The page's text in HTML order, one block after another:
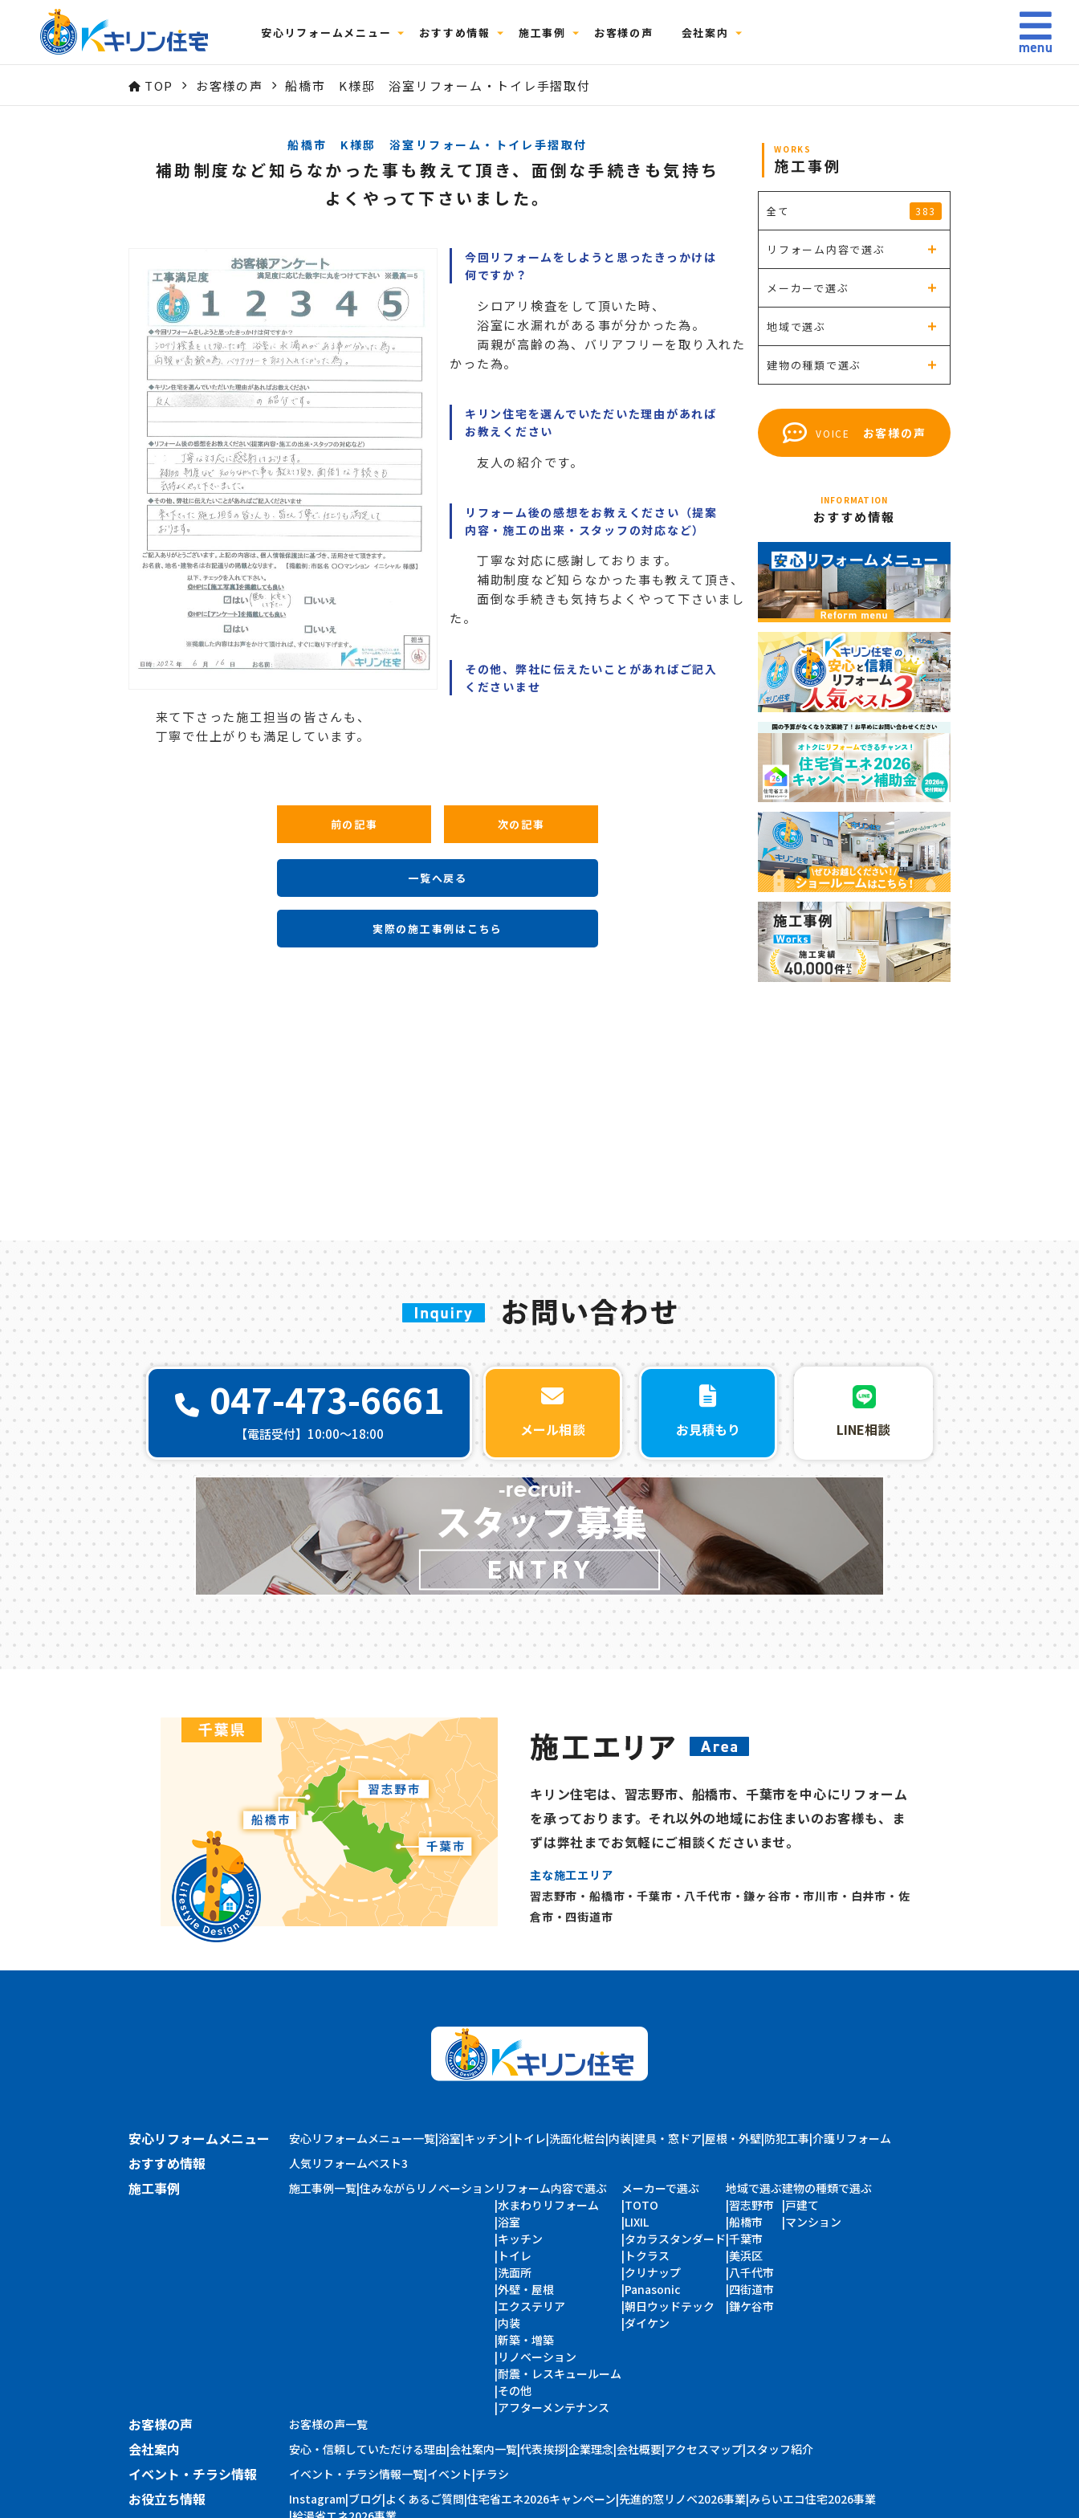
安心リフォームメニュー おすすめ情報 施工事例 お客様の声 会社案内
TOP お客様の声 船橋市 K様邸 浴室リフォーム・トイレ手摺取付
船橋市 K様邸 浴室リフォーム・トイレ手摺取付
補助制度など知らなかった事も教えて頂き、面倒な手続きも気持ち
よくやって下さいました。
今回リフォームをしようと思ったきっかけは
何ですか？
シロアリ検査をして頂いた時、
浴室に水漏れがある事が分かった為。
両親が高齢の為、バリアフリーを取り入れた
かった為。
キリン住宅を選んでいただいた理由があれば
お教えください
友人の紹介です。
リフォーム後の感想をお教えください（提案
内容・施工の出来・スタッフの対応など）
丁寧な対応に感謝しております。
補助制度など知らなかった事も教えて頂き、
面倒な手続きも気持ちよくやって下さいまし
た。
その他、弊社に伝えたいことがあればご記入
くださいませ
来て下さった施工担当の皆さんも、
丁寧で仕上がりも満足しています。
前の記事 次の記事
一覧へ戻る
実際の施工事例はこちら
WORKS
施工事例
全て 383
リフォーム内容で選ぶ
メーカーで選ぶ
地域で選ぶ
建物の種類で選ぶ
VOICE お客様の声
INFORMATION
おすすめ情報
047-473-6661
【電話受付】10:00〜18:00 メール相談 お見積もり LINE相談
キリン住宅は、習志野市、船橋市、千葉市を中心にリフォーム
を承っております。それ以外の地域にお住まいのお客様も、ま
ずは弊社までお気軽にご相談くださいませ。
主な施工エリア
習志野市・船橋市・千葉市・八千代市・鎌ヶ谷市・市川市・白井市・佐
倉市・四街道市
安心リフォームメニュー 安心リフォームメニュー一覧 浴室 キッチン トイレ 洗面化粧台 内装 建具・窓ドア 屋根・外壁 防犯工事 介護リフォーム
おすすめ情報 人気リフォームベスト3
施工事例 施工事例一覧 住みながらリノベーション リフォーム内容で選ぶ
水まわりリフォーム
浴室
キッチン
トイレ
洗面所
外壁・屋根
エクステリア
内装
新築・増築
リノベーション
耐震・レスキュールーム
その他
アフターメンテナンス
メーカーで選ぶ
TOTO
LIXIL
タカラスタンダード
トクラス
クリナップ
Panasonic
朝日ウッドテック
ダイケン
地域で選ぶ
習志野市
船橋市
千葉市
美浜区
八千代市
四街道市
鎌ケ谷市
建物の種類で選ぶ
戸建て
マンション
お客様の声 お客様の声一覧
会社案内 安心・信頼していただける理由 会社案内一覧 代表挨拶 企業理念 会社概要 アクセスマップ スタッフ紹介
イベント・チラシ情報 イベント・チラシ情報一覧 イベント チラシ
お役立ち情報 Instagram ブログ よくあるご質問 住宅省エネ2026キャンペーン 先進的窓リノベ2026事業 みらいエコ住宅2026事業